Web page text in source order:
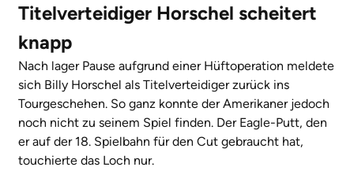
Titelverteidiger Horschel scheitert
knapp
Nach lager Pause aufgrund einer Hüftoperation meldete
sich Billy Horschel als Titelverteidiger zurück ins
Tourgeschehen. So ganz konnte der Amerikaner jedoch
noch nicht zu seinem Spiel finden. Der Eagle-Putt, den
er auf der 18. Spielbahn für den Cut gebraucht hat,
touchierte das Loch nur.